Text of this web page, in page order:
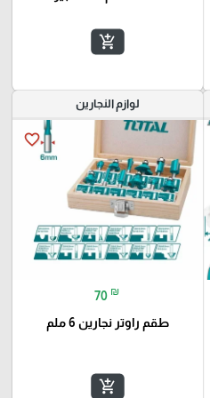
add_shopping_cart
لوازم النجارين
favorite_border
70 ₪
طقم راوتر نجارين 6 ملم
add_shopping_cart